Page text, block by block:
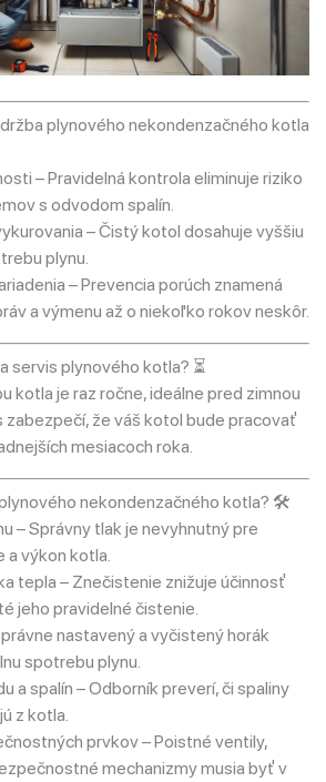
plynového nekondenzačného kotla
– Pravidelná kontrola eliminuje riziko
s odvodom spalín.
– Čistý kotol dosahuje vyššiu
plynu.
– Prevencia porúch znamená
a výmenu až o niekoľko rokov neskôr.
servis plynového kotla? ⏳
kotla je raz ročne, ideálne pred zimnou
zabezpečí, že váš kotol bude pracovať
mesiacoch roka.
nekondenzačného kotla? 🛠
– Správny tlak je nevyhnutný pre
výkon kotla.
tepla – Znečistenie znižuje účinnosť
jeho pravidelné čistenie.
nastavený a vyčistený horák
spotrebu plynu.
a spalín – Odborník preverí, či spaliny
z kotla.
prvkov – Poistné ventily,
mechanizmy musia byť v